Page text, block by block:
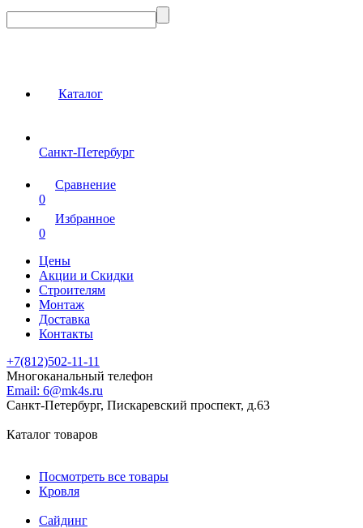
Каталог
Санкт-Петербург
Сравнение
0
Избранное
0
Цены
Акции и Скидки
Строителям
Монтаж
Доставка
Контакты
+7(812)502-11-11
Многоканальный телефон
Email: 6@mk4s.ru
Санкт-Петербург, Пискаревский проспект, д.63
Каталог товаров
Посмотреть все товары
Кровля
Сайдинг